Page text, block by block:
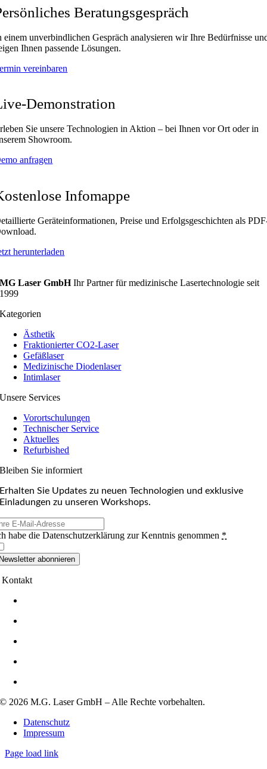
Beratungsgespräch
einem unverbindlichen Gespräch analysieren wir Ihre Bedürfnisse
Ihnen passende Lösungen.
vereinbaren
Demonstration
Sie unsere Technologien in Aktion – bei Ihnen vor Ort oder in
Showroom.
anfragen
Infomappe
Geräteinformationen, Preise und Erfolgsgeschichten als
herunterladen
MG Laser GmbHIhr Partner für medizinische Lasertechnologie seit
1999
Kategorien
Ästhetik
Fraktionierter CO2-Laser
Gefäßlaser
Medizinische Diodenlaser
Intimlaser
Unsere Services
Vorortschulungen
Technischer Service
Aktuelles
Refurbished
Bleiben Sie informiert
Erhalten Sie Updates zu neuen Technologien und exklusive
Einladungen zu unseren Workshops.
habe die Datenschutzerklärung zur Kenntnis genommen *
abonnieren
Kontakt
© 2026 M.G. Laser GmbH – Alle Rechte vorbehalten.
Datenschutz
Impressum
Page load link